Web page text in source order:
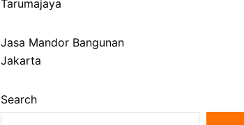
Tarumajaya
Jasa Mandor Bangunan
Jakarta
Search